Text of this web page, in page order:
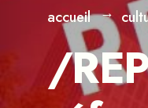
accueil
/